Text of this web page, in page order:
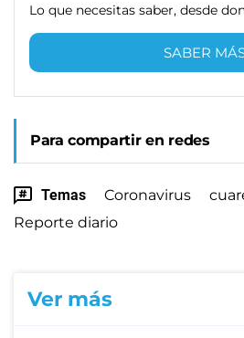
Lo que necesitas saber, desde
SABER
Para compartir en redes
Temas Coronavirus
Reporte diario
Ver más